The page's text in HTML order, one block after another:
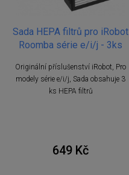
Sada HEPA filtrů pro iRobot
Roomba série e/i/j - 3ks
Originální příslušenství iRobot, Pro
modely série e/i/j, Sada obsahuje 3
ks HEPA filtrů
649 Kč